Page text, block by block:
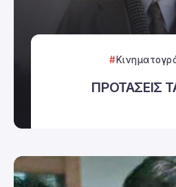
ΠΡΟΤΑΣΕΙΣ